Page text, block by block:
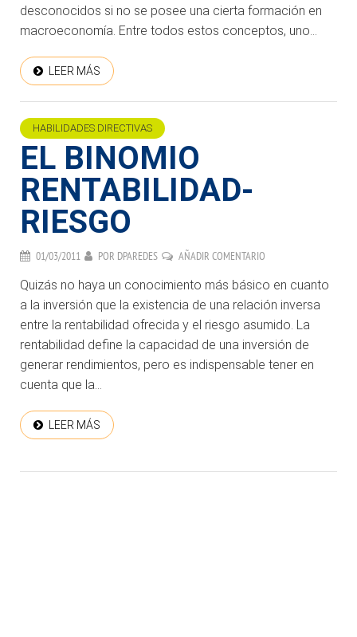
desconocidos si no se posee una cierta formación en
macroeconomía. Entre todos estos conceptos, uno...
LEER MÁS
HABILIDADES DIRECTIVAS
EL BINOMIO
RENTABILIDAD-
RIESGO
01/03/2011 POR DPAREDES AÑADIR COMENTARIO
Quizás no haya un conocimiento más básico en cuanto
a la inversión que la existencia de una relación inversa
entre la rentabilidad ofrecida y el riesgo asumido. La
rentabilidad define la capacidad de una inversión de
generar rendimientos, pero es indispensable tener en
cuenta que la...
LEER MÁS